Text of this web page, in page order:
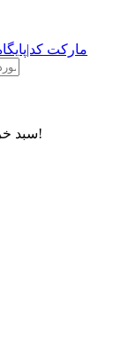
سبد خرید شما خالی است!